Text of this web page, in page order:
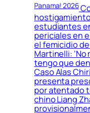
Panama! 2026
estudiantes
periciales en
el femicidio
Martinelli:
tengo que
Caso Alas
presenta
por atentado
chino Liang